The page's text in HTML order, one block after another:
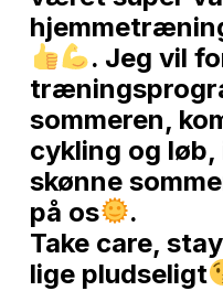
. Jeg vil
sommeren,
cykling og
skønne
på os
.
Take care,
lige pludseligt